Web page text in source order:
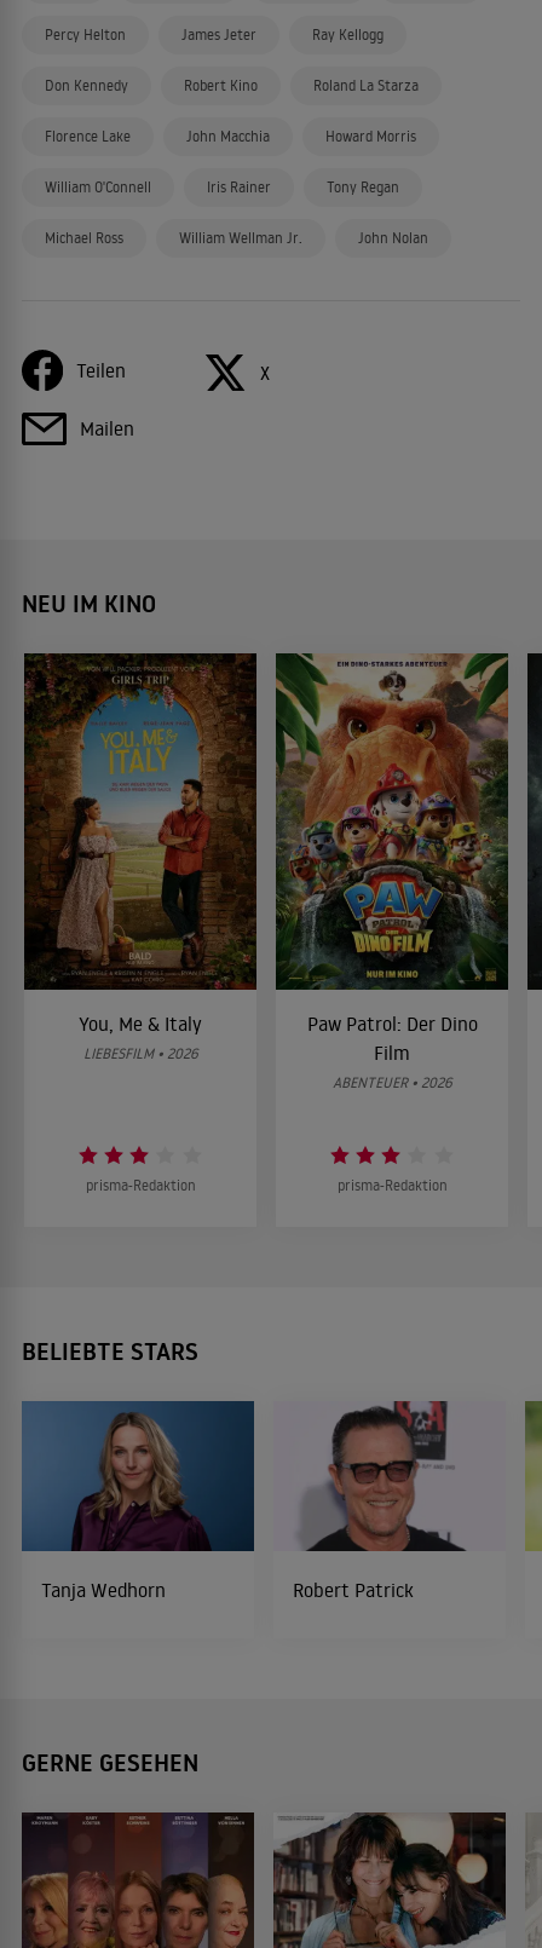
Percy Helton James Jeter Ray Kellogg
Don Kennedy Robert Kino Roland La Starza
Florence Lake John Macchia Howard Morris
William O'Connell Iris Rainer Tony Regan
Michael Ross William Wellman Jr. John Nolan
Teilen X
Mailen
NEU IM KINO
You, Me & Italy
LIEBESFILM • 2026
prisma-Redaktion
Paw Patrol: Der Dino
Film
ABENTEUER • 2026
prisma-Redaktion
BELIEBTE STARS
Tanja Wedhorn Robert Patrick
GERNE GESEHEN